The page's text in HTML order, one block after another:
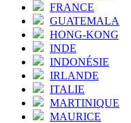
FRANCE
GUATEMALA
HONG-KONG
INDE
INDONÉSIE
IRLANDE
ITALIE
MARTINIQUE
MAURICE